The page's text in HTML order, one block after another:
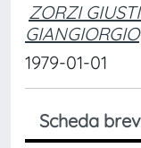
ZORZI
GIANGIORGIO
1979-01-01
Scheda